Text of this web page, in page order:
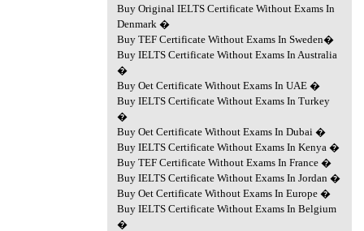
Buy Original IELTS Certificate Without Exams In
Denmark �
Buy TEF Certificate Without Exams In Sweden�
Buy IELTS Certificate Without Exams In Australia
�
Buy Oet Certificate Without Exams In UAE �
Buy IELTS Certificate Without Exams In Turkey
�
Buy Oet Certificate Without Exams In Dubai �
Buy IELTS Certificate Without Exams In Kenya �
Buy TEF Certificate Without Exams In France �
Buy IELTS Certificate Without Exams In Jordan �
Buy Oet Certificate Without Exams In Europe �
Buy IELTS Certificate Without Exams In Belgium
�